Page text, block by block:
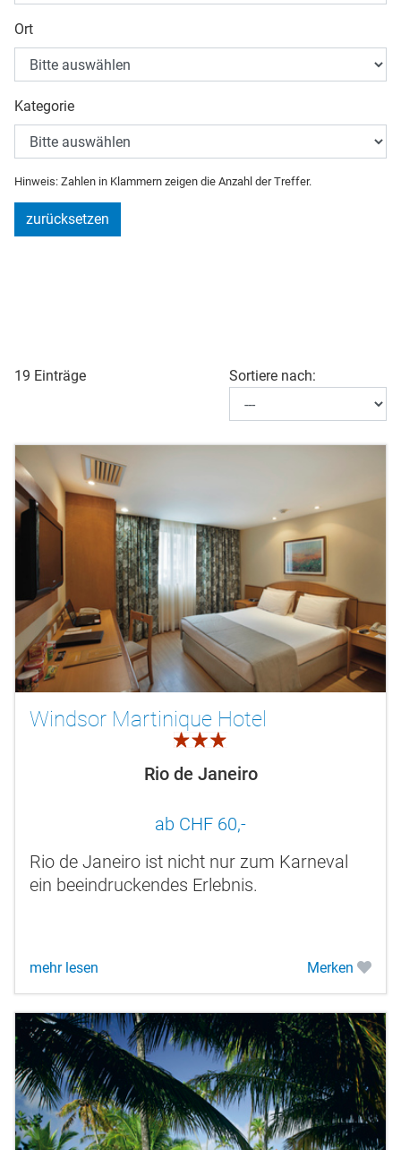
Ort
Kategorie
Hinweis: Zahlen in Klammern zeigen die Anzahl der Treffer.
zurücksetzen
19 Einträge Sortiere nach:
Windsor Martinique Hotel
3.0
Rio de Janeiro
ab CHF 60,-
Rio de Janeiro ist nicht nur zum Karneval
ein beeindruckendes Erlebnis.
mehr lesen Merken